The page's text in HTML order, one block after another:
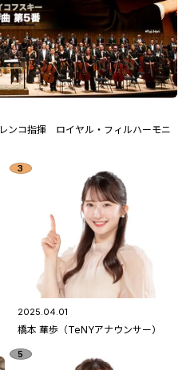
ンコ指揮 ロイヤル・フィルハーモニ
2025.04.01
橋本 華歩（TeNYアナウンサー）